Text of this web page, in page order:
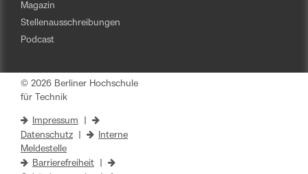
Magazin
Stellenausschreibungen
Podcast
© 2026 Berliner Hochschule
für Technik
Impressum
Datenschutz
Interne
Meldestelle
Barrierefreiheit